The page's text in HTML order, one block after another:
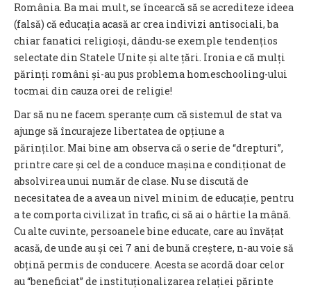
România. Ba mai mult, se încearcă să se acrediteze ideea
(falsă) că educația acasă ar crea indivizi antisociali, ba
chiar fanatici religioși, dându-se exemple tendențios
selectate din Statele Unite și alte țări. Ironia e că mulți
părinți români și-au pus problema homeschooling-ului
tocmai din cauza orei de religie!
Dar să nu ne facem speranțe cum că sistemul de stat va
ajunge să încurajeze libertatea de opțiune a
părinților. Mai bine am observa că o serie de “drepturi”,
printre care și cel de a conduce mașina e condiționat de
absolvirea unui număr de clase. Nu se discută de
necesitatea de a avea un nivel minim de educație, pentru
a te comporta civilizat în trafic, ci să ai o hârtie la mână.
Cu alte cuvinte, persoanele bine educate, care au învățat
acasă, de unde au și cei 7 ani de bună creștere, n-au voie să
obțină permis de conducere. Acesta se acordă doar celor
au “beneficiat” de instituționalizarea relației părinte